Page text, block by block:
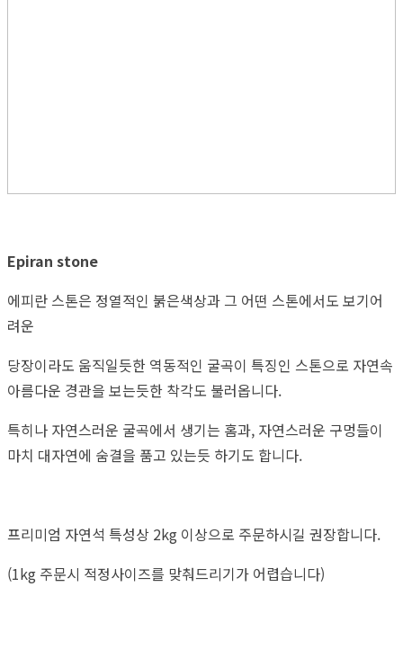
Epiran stone
에피란 스톤은 정열적인 붉은색상과 그 어떤 스톤에서도 보기어
려운
당장이라도 움직일듯한 역동적인 굴곡이 특징인 스톤으로 자연속
아름다운 경관을 보는듯한 착각도 불러옵니다.
특히나 자연스러운 굴곡에서 생기는 홈과, 자연스러운 구멍들이
마치 대자연에 숨결을 품고 있는듯 하기도 합니다.
프리미엄 자연석 특성상 2kg 이상으로 주문하시길 권장합니다.
(1kg 주문시 적정사이즈를 맞춰드리기가 어렵습니다)